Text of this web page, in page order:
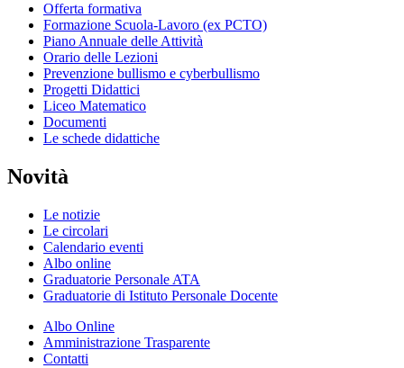
Offerta formativa
Formazione Scuola-Lavoro (ex PCTO)
Piano Annuale delle Attività
Orario delle Lezioni
Prevenzione bullismo e cyberbullismo
Progetti Didattici
Liceo Matematico
Documenti
Le schede didattiche
Novità
Le notizie
Le circolari
Calendario eventi
Albo online
Graduatorie Personale ATA
Graduatorie di Istituto Personale Docente
Albo Online
Amministrazione Trasparente
Contatti